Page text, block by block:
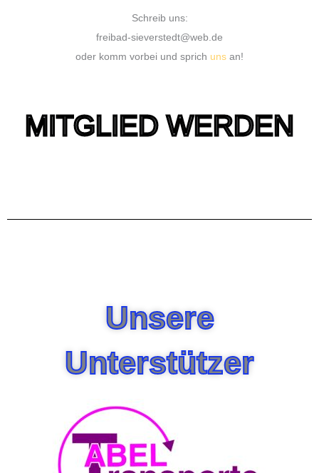
Schreib uns:
freibad-sieverstedt@web.de
oder komm vorbei und sprich uns an!
MITGLIED WERDEN
Unsere
Unterstützer